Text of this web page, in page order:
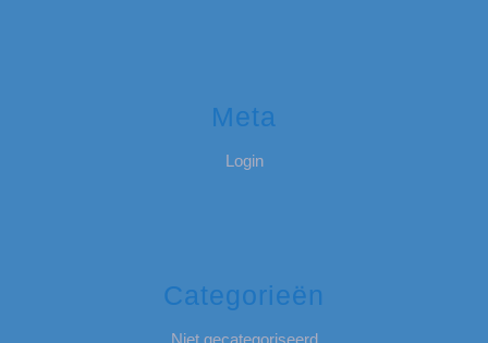
Meta
Login
Categorieën
Niet gecategoriseerd